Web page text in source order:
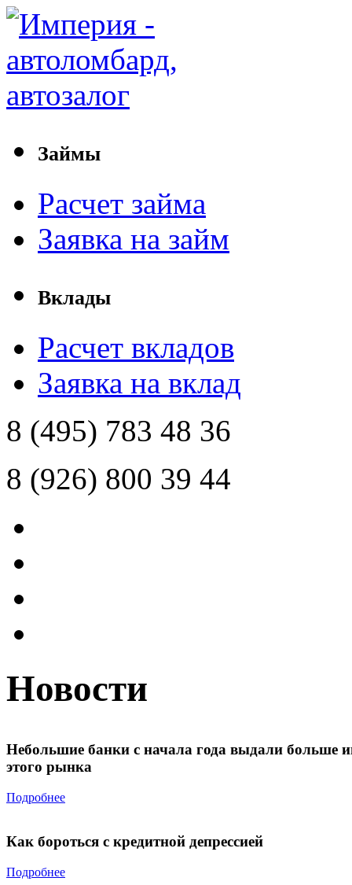
Займы
Расчет займа
Заявка на займ
Вклады
Расчет вкладов
Заявка на вклад
8 (495) 783 48 36
8 (926) 800 39 44
Новости
Небольшие банки с начала года выдали больше
этого рынка
Подробнее
Как бороться с кредитной депрессией
Подробнее